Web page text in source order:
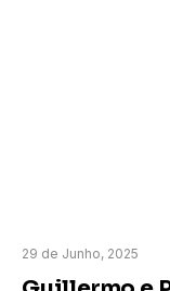
29 de Junho, 2025